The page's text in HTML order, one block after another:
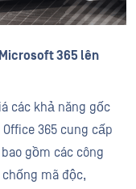
365 lên
các khả năng gốc
365 cung cấp
gồm các công
mã độc,